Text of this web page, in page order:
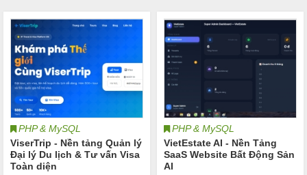
PHP & MySQL
ViserTrip - Nền tảng Quản lý
Đại lý Du lịch & Tư vấn Visa
Toàn diện
PHP & MySQL
VietEstate AI - Nền Tảng
SaaS Website Bất Động Sản
AI